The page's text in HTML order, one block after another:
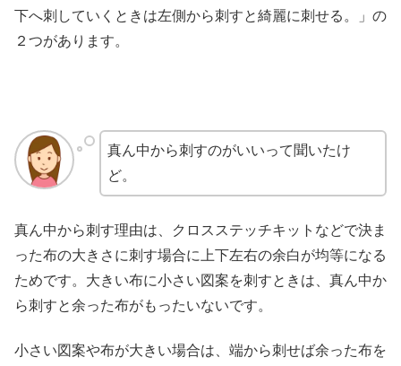
下へ刺していくときは左側から刺すと綺麗に刺せる。」の
２つがあります。
真ん中から刺すのがいいって聞いたけ
ど。
真ん中から刺す理由は、クロスステッチキットなどで決ま
った布の大きさに刺す場合に上下左右の余白が均等になる
ためです。大きい布に小さい図案を刺すときは、真ん中か
ら刺すと余った布がもったいないです。
小さい図案や布が大きい場合は、端から刺せば余った布を